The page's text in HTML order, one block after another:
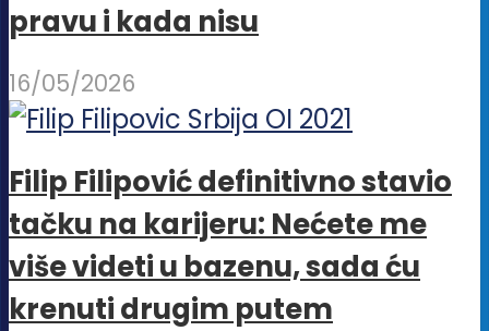
pravu i kada nisu
16/05/2026
Filip Filipović definitivno stavio
tačku na karijeru: Nećete me
više videti u bazenu, sada ću
krenuti drugim putem